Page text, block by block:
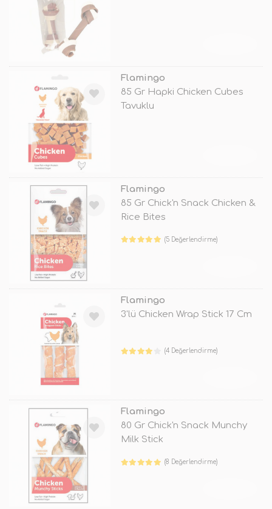
Flamingo
85 Gr Hapki Chicken Cubes
Tavuklu
Flamingo
85 Gr Chick'n Snack Chicken &
Rice Bites
(5 Değerlendirme)
Flamingo
3'lü Chicken Wrap Stick 17 Cm
(4 Değerlendirme)
Flamingo
80 Gr Chick'n Snack Munchy
Milk Stick
(8 Değerlendirme)